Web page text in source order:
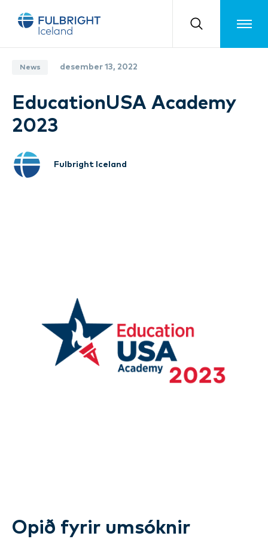
Toggle
News desember 13, 2022
EducationUSA Academy
2023
Fulbright Iceland
Opið fyrir umsóknir